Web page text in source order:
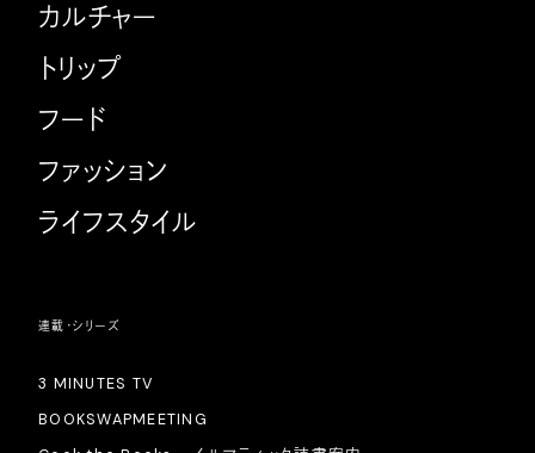
カルチャー
トリップ
フード
ファッション
ライフスタイル
連載・シリーズ
3 MINUTES TV
BOOKSWAPMEETING